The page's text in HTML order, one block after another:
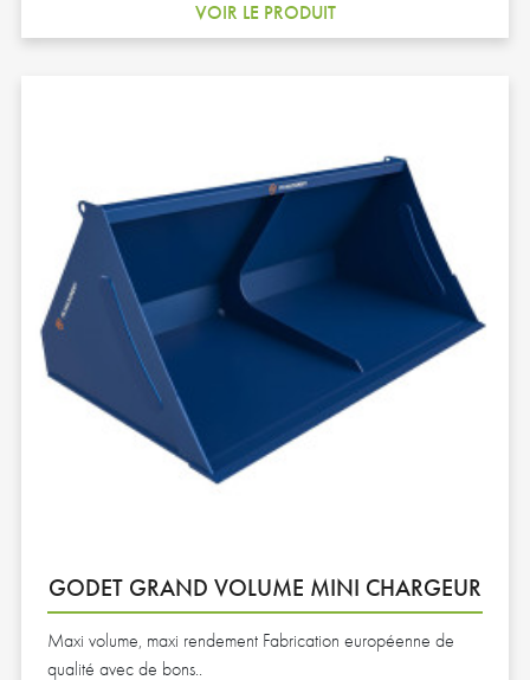
VOIR LE PRODUIT
GODET GRAND VOLUME MINI CHARGEUR
Maxi volume, maxi rendement Fabrication européenne de
qualité avec de bons..